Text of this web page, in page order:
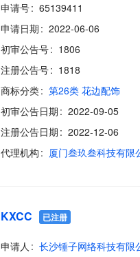
申请号
65139411
申请日期
2022-06-06
初审公告号
1806
注册公告号
1818
商标分类
第26类 花边配饰
初审公告日期
2022-09-05
注册公告日期
2022-12-06
代理机构
厦门叁玖叁科技有限
KXCC 已注册
申请人
长沙锤子网络科技有限